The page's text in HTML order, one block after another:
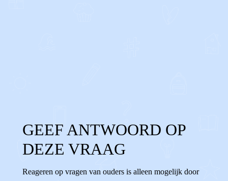
GEEF ANTWOORD OP
DEZE VRAAG
Reageren op vragen van ouders is alleen mogelijk door